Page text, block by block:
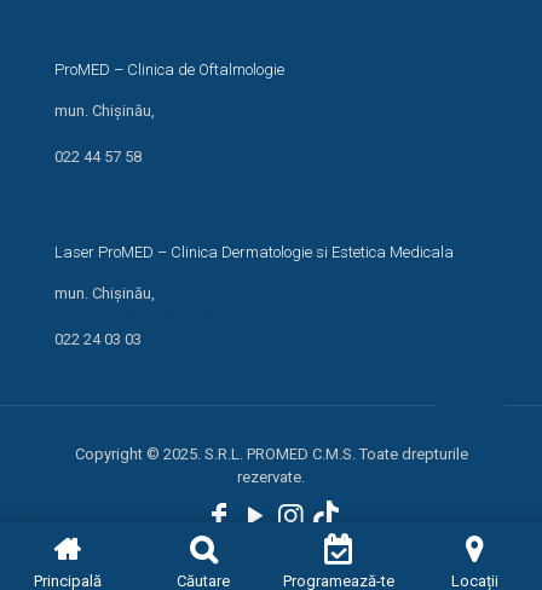
ProMED – Clinica de Oftalmologie
mun. Chișinău,
022 44 57 58
Laser ProMED – Clinica Dermatologie si Estetica Medicala
mun. Chișinău,
022 24 03 03
Copyright © 2025. S.R.L. PROMED C.M.S. Toate drepturile
rezervate.
Principală Căutare Programează-te Locații